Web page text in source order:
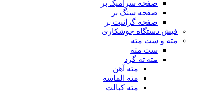
صفحه سرامیک بر
صفحه سنگ بر
صفحه گرانیت بر
فیش دستگاه جوشکاری
مته و ست مته
ست مته
مته ته گرد
مته آهن
مته الماسه
مته کبالت